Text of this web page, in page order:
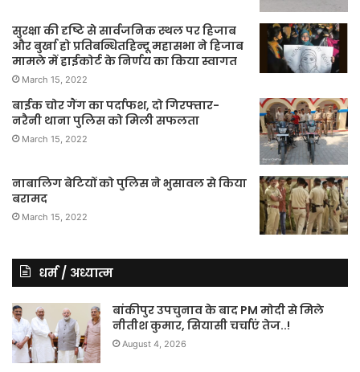
सुरक्षा की दृष्टि से सार्वजनिक स्थल पर हिजाब
और बुर्खा हो प्रतिबन्धितहिन्दू महासभा ने हिजाब
मामले में हाईकोर्ट के निर्णय का किया स्वागत
March 15, 2022
बाईक चोर गैंग का पर्दाफश, दो गिरफ्तार-
नरैनी थाना पुलिस को मिली सफलता
March 15, 2022
नाबालिग बेटियों को पुलिस ने भुसावल से किया
बरामद
March 15, 2022
धर्म / अध्यात्म
बांकीपुर उपचुनाव के बाद PM मोदी से मिले
नीतीश कुमार, सियासी चर्चाएं तेज..!
August 4, 2026